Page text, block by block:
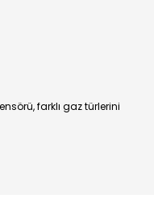
farklı gaz türlerini